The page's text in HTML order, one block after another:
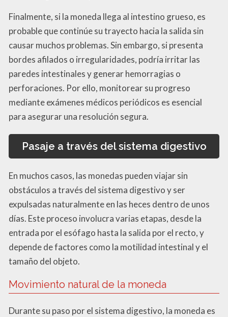
Finalmente, si la moneda llega al intestino grueso, es
probable que continúe su trayecto hacia la salida sin
causar muchos problemas. Sin embargo, si presenta
bordes afilados o irregularidades, podría irritar las
paredes intestinales y generar hemorragias o
perforaciones. Por ello, monitorear su progreso
mediante exámenes médicos periódicos es esencial
para asegurar una resolución segura.
Pasaje a través del sistema digestivo
En muchos casos, las monedas pueden viajar sin
obstáculos a través del sistema digestivo y ser
expulsadas naturalmente en las heces dentro de unos
días. Este proceso involucra varias etapas, desde la
entrada por el esófago hasta la salida por el recto, y
depende de factores como la motilidad intestinal y el
tamaño del objeto.
Movimiento natural de la moneda
Durante su paso por el sistema digestivo, la moneda es